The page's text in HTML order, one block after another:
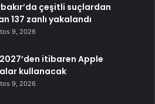
çeşitli suçlardan
137 zanlı yakalandı
9, 2026
itibaren Apple
kullanacak
9, 2026